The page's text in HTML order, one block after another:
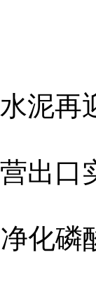
泥再
出口
化磷